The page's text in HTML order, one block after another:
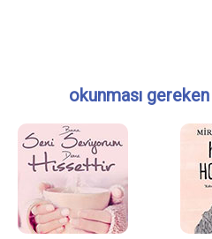
okunması gereken